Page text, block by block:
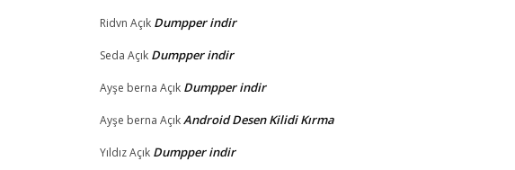
Ridvn Açık Dumpper indir
Seda Açık Dumpper indir
Ayşe berna Açık Dumpper indir
Ayşe berna AçıkAndroid Desen Kilidi Kırma
YıldızAçık Dumpper indir